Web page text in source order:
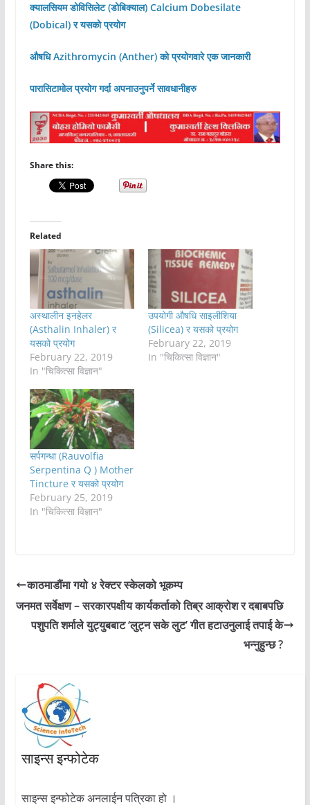
क्यालसियम डोविसिलेट (डोबिक्याल) Calcium Dobesilate
(Dobical) र यसको प्रयोग
औषधि Azithromycin (Anther) को प्रयोगवारे एक जानकारी
पारासिटामोल प्रयोग गर्दा अपनाउनुपर्ने सावधानीहरु
Share this:
Related
अस्थालीन इनहेलर
(Asthalin Inhaler) र
यसको प्रयोग
February 22, 2019
In "चिकित्सा विज्ञान"
उपयोगी औषधि साइलीशिया
(Silicea) र यसको प्रयोग
February 22, 2019
In "चिकित्सा विज्ञान"
सर्पगन्धा (Rauvolfia
Serpentina Q ) Mother
Tincture र यसको प्रयोग
February 25, 2019
In "चिकित्सा विज्ञान"
काठमाडौंमा गयो ४ रेक्टर स्केलको भूकम्प
जनमत सर्वेक्षण – सरकारपक्षीय कार्यकर्ताको तिब्र आक्रोश र दबाबपछि
पशुपति शर्माले युट्युबबाट ‘लुट्न सके लुट’ गीत हटाउनुलाई तपाई के
भन्नुहुन्छ ?
साइन्स इन्फोटेक
साइन्स इन्फोटेक अनलाईन पत्रिका हो ।